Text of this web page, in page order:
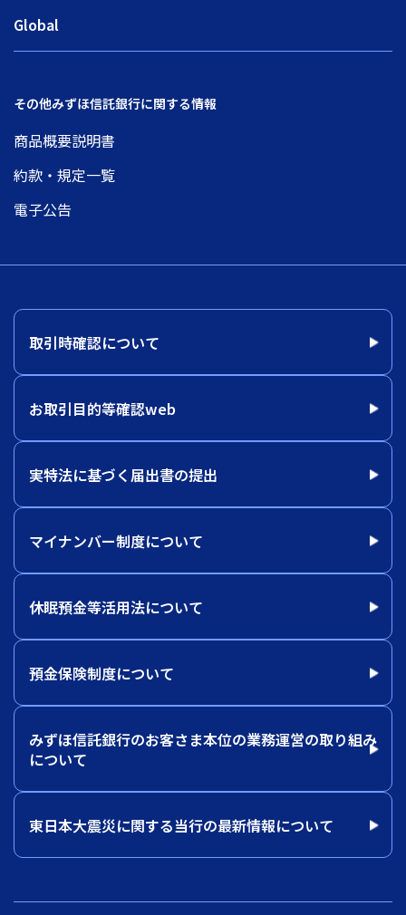
Global
その他みずほ信託銀行に関する情報
商品概要説明書
約款・規定一覧
電子公告
取引時確認について
お取引目的等確認web
実特法に基づく届出書の提出
マイナンバー制度について
休眠預金等活用法について
預金保険制度について
みずほ信託銀行のお客さま本位の業務運営の取り組み
について
東日本大震災に関する当行の最新情報について